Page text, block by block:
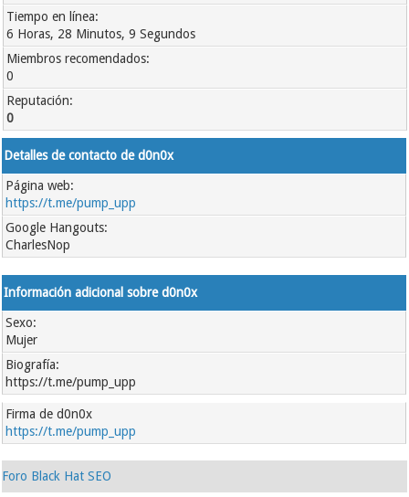
Tiempo en línea:
6 Horas, 28 Minutos, 9 Segundos
Miembros recomendados:
0
Reputación:
0
Detalles de contacto de d0n0x
Página web:
https://t.me/pump_upp
Google Hangouts:
CharlesNop
Información adicional sobre d0n0x
Sexo:
Mujer
Biografía:
https://t.me/pump_upp
Firma de d0n0x
https://t.me/pump_upp
Foro Black Hat SEO